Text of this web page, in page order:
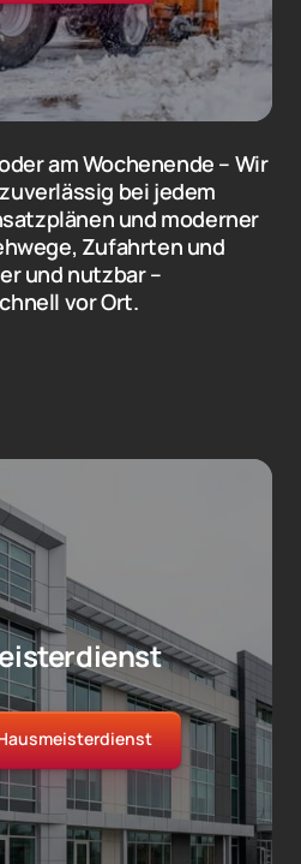
am Wochenende – Wir
bei jedem
und moderner
Zufahrten und
und nutzbar –
vor Ort.